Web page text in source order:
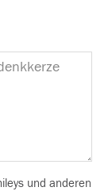
und anderen